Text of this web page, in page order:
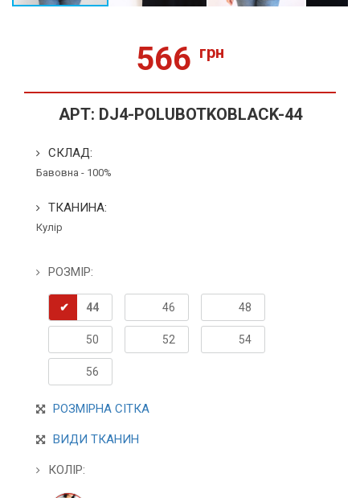
566 грн
АРТ: DJ4-POLUBOTKOBLACK-44
СКЛАД:
Бавовна - 100%
ТКАНИНА:
Кулір
РОЗМІР:
44 46 48
50 52 54
56
РОЗМІРНА СІТКА
ВИДИ ТКАНИН
КОЛІР: